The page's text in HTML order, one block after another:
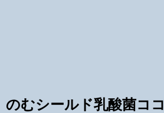
のむシールド乳酸菌ココ